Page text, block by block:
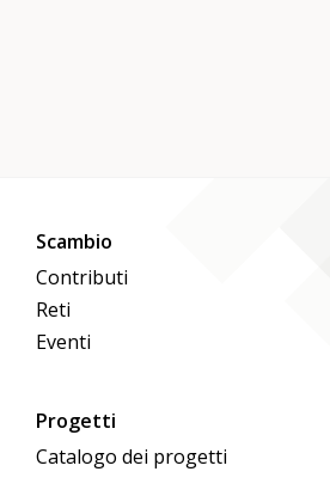
Scambio
Contributi
Reti
Eventi
Progetti
Catalogo dei progetti